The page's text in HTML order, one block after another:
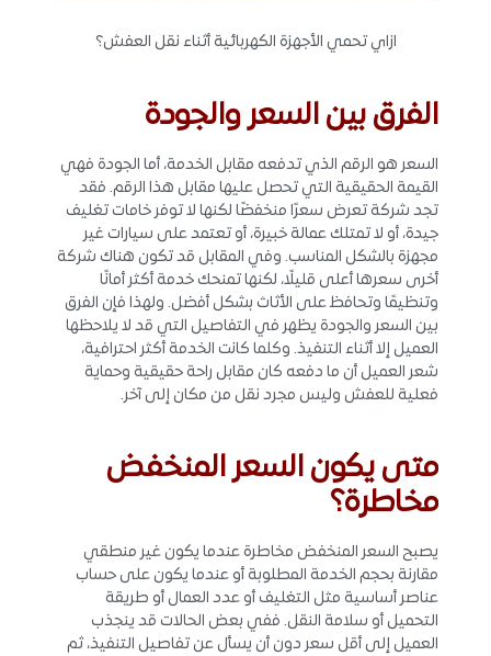
ازاي تحمي الأجهزة الكهربائية أثناء نقل العفش؟
الفرق بين السعر والجودة
السعر هو الرقم الذي تدفعه مقابل الخدمة، أما الجودة فهي
القيمة الحقيقية التي تحصل عليها مقابل هذا الرقم. فقد
تجد شركة تعرض سعرًا منخفضًا لكنها لا توفر خامات تغليف
جيدة، أو لا تمتلك عمالة خبيرة، أو تعتمد على سيارات غير
مجهزة بالشكل المناسب. وفي المقابل قد تكون هناك شركة
أخرى سعرها أعلى قليلًا، لكنها تمنحك خدمة أكثر أمانًا
وتنظيمًا وتحافظ على الأثاث بشكل أفضل. ولهذا فإن الفرق
بين السعر والجودة يظهر في التفاصيل التي قد لا يلاحظها
العميل إلا أثناء التنفيذ. وكلما كانت الخدمة أكثر احترافية،
شعر العميل أن ما دفعه كان مقابل راحة حقيقية وحماية
فعلية للعفش وليس مجرد نقل من مكان إلى آخر.
متى يكون السعر المنخفض
مخاطرة؟
يصبح السعر المنخفض مخاطرة عندما يكون غير منطقي
مقارنة بحجم الخدمة المطلوبة أو عندما يكون على حساب
عناصر أساسية مثل التغليف أو عدد العمال أو طريقة
التحميل أو سلامة النقل. ففي بعض الحالات قد ينجذب
العميل إلى أقل سعر دون أن يسأل عن تفاصيل التنفيذ، ثم